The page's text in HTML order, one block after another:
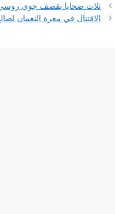
ثلاث ضحايا بقصف جوي
الاقتتال في معرة النعمان